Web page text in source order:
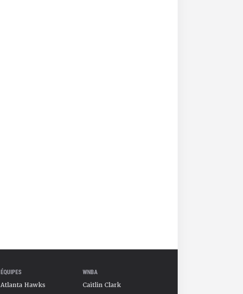
ÉQUIPES
Atlanta Hawks
WNBA
Caitlin Clark